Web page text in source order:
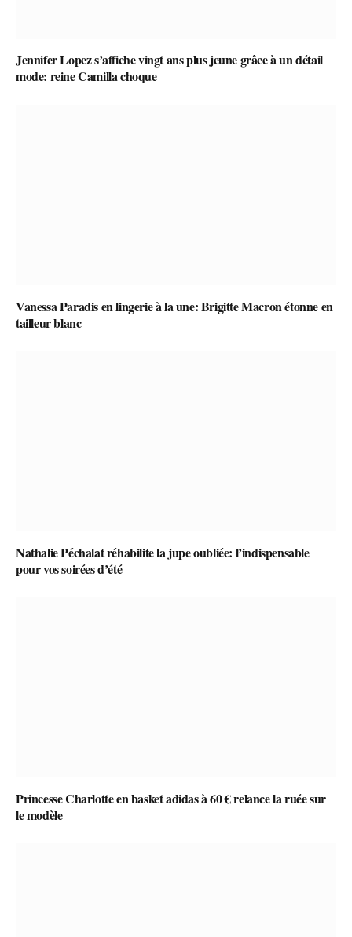
Jennifer Lopez s’affiche vingt ans plus jeune grâce à un détail
mode: reine Camilla choque
Vanessa Paradis en lingerie à la une: Brigitte Macron étonne en
tailleur blanc
Nathalie Péchalat réhabilite la jupe oubliée: l’indispensable
pour vos soirées d’été
Princesse Charlotte en basket adidas à 60 € relance la ruée sur
le modèle